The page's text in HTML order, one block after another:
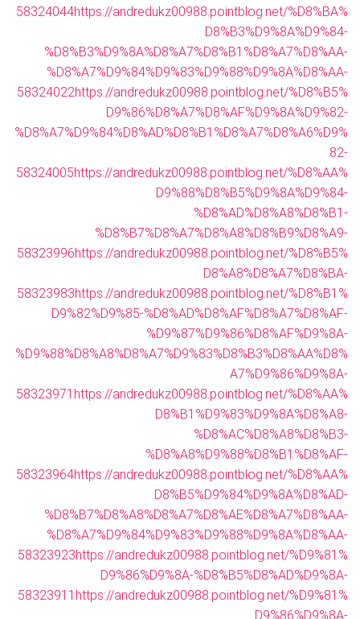
58324044https://andredukz00988.pointblog.net/%D8%BA%
D8%B3%D9%8A%D9%84-
%D8%B3%D9%8A%D8%A7%D8%B1%D8%A7%D8%AA-
%D8%A7%D9%84%D9%83%D9%88%D9%8A%D8%AA-
58324022https://andredukz00988.pointblog.net/%D8%B5%
D9%86%D8%A7%D8%AF%D9%8A%D9%82-
%D8%A7%D9%84%D8%AD%D8%B1%D8%A7%D8%A6%D9%
82-
58324005https://andredukz00988.pointblog.net/%D8%AA%
D9%88%D8%B5%D9%8A%D9%84-
%D8%AD%D8%A8%D8%B1-
%D8%B7%D8%A7%D8%A8%D8%B9%D8%A9-
58323996https://andredukz00988.pointblog.net/%D8%B5%
D8%A8%D8%A7%D8%BA-
58323983https://andredukz00988.pointblog.net/%D8%B1%
D9%82%D9%85-%D8%AD%D8%AF%D8%A7%D8%AF-
%D9%87%D9%86%D8%AF%D9%8A-
%D9%88%D8%A8%D8%A7%D9%83%D8%B3%D8%AA%D8%
A7%D9%86%D9%8A-
58323971 https://andredukz00988.pointblog.net/%D8%AA%
D8%B1%D9%83%D9%8A%D8%A8-
%D8%AC%D8%A8%D8%B3-
%D8%A8%D9%88%D8%B1%D8%AF-
58323964https://andredukz00988.pointblog.net/%D8%AA%
D8%B5%D9%84%D9%8A%D8%AD-
%D8%B7%D8%A8%D8%A7%D8%AE%D8%A7%D8%AA-
%D8%A7%D9%84%D9%83%D9%88%D9%8A%D8%AA-
58323923https://andredukz00988.pointblog.net/%D9%81%
D9%86%D9%8A-%D8%B5%D8%AD%D9%8A-
58323911 https://andredukz00988.pointblog.net/%D9%81%
D9%86%D9%8A-